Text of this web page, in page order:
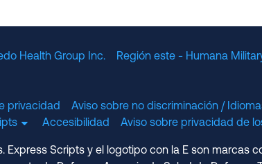
Health Group Inc. Región este - Humana
privacidad Aviso sobre no discriminación /
Accesibilidad Aviso sobre privacidad de
Scripts y el logotipo con la E son marcas